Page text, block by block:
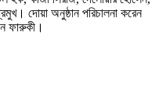
দোয়া অনুষ্ঠান পরিচালনা করেন
ফারুকী।